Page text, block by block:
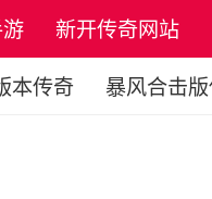
新开传奇网站
本传奇 暴风合击